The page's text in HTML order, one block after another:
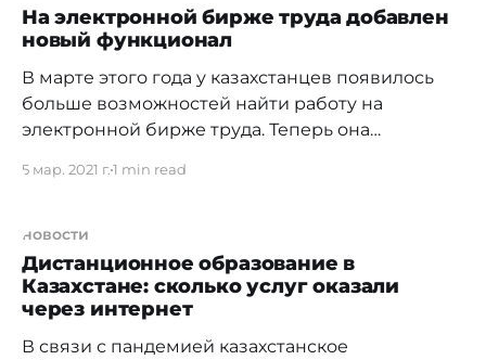
государственных учреждениях и получить
другие услуги, не выходя из «ВКонтакте». Весь
процесс происходит в переписке,
На электронной бирже труда добавлен
новый функционал
В марте этого года у казахстанцев появилось
больше возможностей найти работу на
электронной бирже труда. Теперь она
расширили критерии поиска работодателя или
переселению в рамках Госпрограммы «Еңбек»,
а также улучшили сервисы. С начала года
доступными услугами воспользовались уже
больше 15 тыс.
5 мар. 2021 г.1 min read
новости
Дистанционное образование в
Казахстане: сколько услуг оказали
через интернет
В связи с пандемией казахстанское